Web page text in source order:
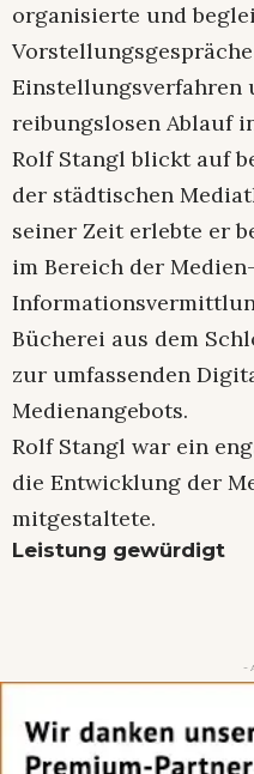
organisierte und
Einstellungsverfahren
reibungslosen Ablauf
Rolf Stangl blickt auf
der städtischen
seiner Zeit erlebte er
im Bereich der
Bücherei aus dem
zur umfassenden
Medienangebots.
Rolf Stangl war ein
die Entwicklung der
mitgestaltete.
Leistung gewürdigt
-